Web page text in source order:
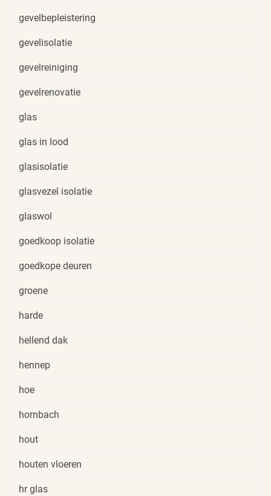
gevelbepleistering
gevelisolatie
gevelreiniging
gevelrenovatie
glas
glas in lood
glasisolatie
glasvezel isolatie
glaswol
goedkoop isolatie
goedkope deuren
groene
harde
hellend dak
hennep
hoe
hornbach
hout
houten vloeren
hr glas